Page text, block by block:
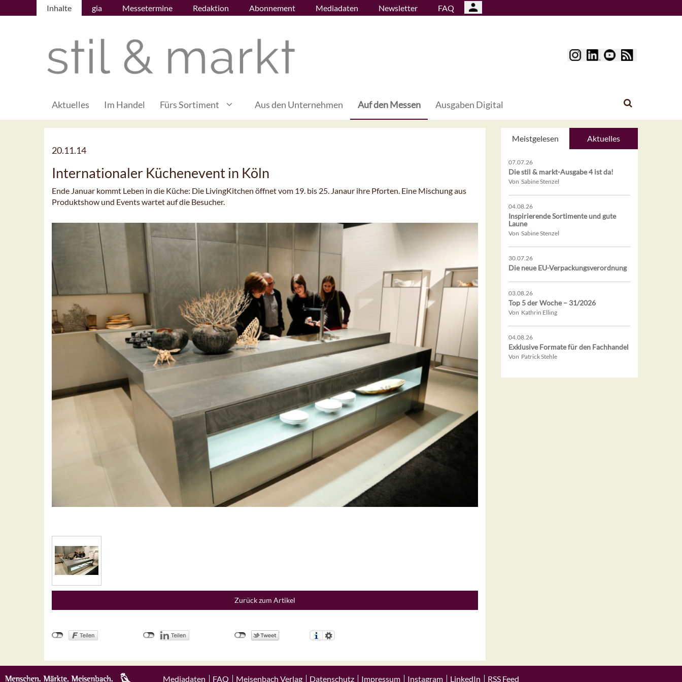
Inhalte gia Messetermine Redaktion Abonnement Mediadaten Newsletter FAQ
Aktuelles Im Handel Fürs Sortiment Aus den Unternehmen Auf den Messen Ausgaben Digital
20.11.14
Internationaler Küchenevent in Köln
Ende Januar kommt Leben in die Küche: Die LivingKitchen öffnet vom 19. bis 25. Janaur ihre Pforten. Eine Mischung aus
Produktshow und Events wartet auf die Besucher.
Zurück zum Artikel
Meistgelesen Aktuelles
07.07.26
Die stil & markt-Ausgabe 4 ist da!
Von Sabine Stenzel
04.08.26
Inspirierende Sortimente und gute
Laune
Von Sabine Stenzel
30.07.26
Die neue EU-Verpackungsverordnung
03.08.26
Top 5 der Woche – 31/2026
Von Kathrin Elling
04.08.26
Exklusive Formate für den Fachhandel
Von Patrick Stehle
Mediadaten FAQ Meisenbach Verlag Datenschutz Impressum Instagram LinkedIn RSS Feed